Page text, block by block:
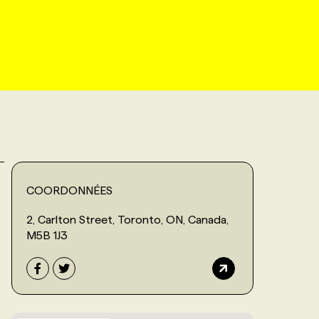
COORDONNÉES
2, Carlton Street, Toronto, ON, Canada,
M5B 1J3